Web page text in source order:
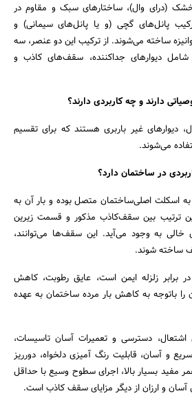
(درای وال)، ساختارهای سبک و مقاوم در
پانل‌های گچی (و یا پانل‌های سیمانی) و
ساخته می‌شوند. از ترکیب این دو عنصر، سه
دیوارهای جداکننده، سقف‌های کاذب و
دارند و چه کاربردی دارند؟
دیوارهای غیر باربری هستند که برای تقسیم
می‌شوند.
در ساختمان دارد؟
اصلی‌ساختمان متصل بوده و بار آن به
ترتیب بین سقف‌کاذب مذکور و قسمت زیرین
به وجود می‌آید. این سقف‌ها می‌توانند،
ساخته شوند.
زلزله ایمن است، عایق رطوبت، کاهش
را باتوجه به کاهش بار مرده ساختمان به عهده
دسترسی و تعمیرات آسان تاسیسات،
و آسان، قابلیت رنگ آمیزی دلخواه، دورریز
مفید بسیار بالا، اجرای سطوح وسیع با حداقل
و ارزان از دیگر مزایای سقف کاذب است.